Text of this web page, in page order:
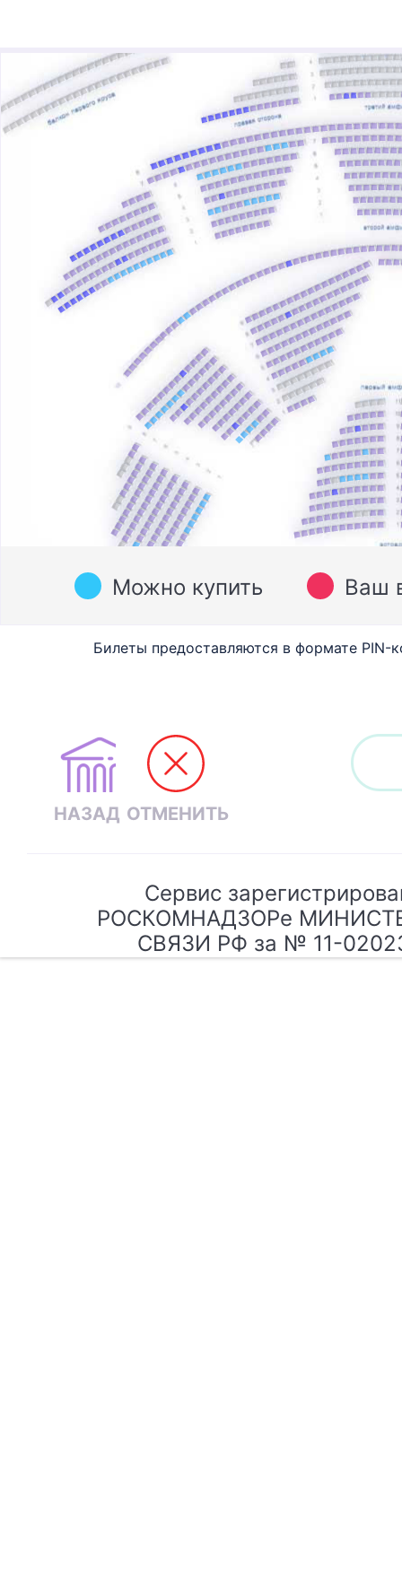
Можно купить Ваш
Билеты предоставляются в формате PIN-
Сервис
РОСКОМНАДЗОРе
СВЯЗИ РФ за № 11-